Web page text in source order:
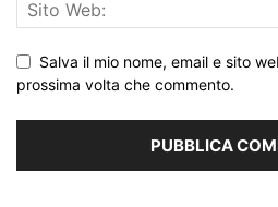
Salva il mio nome, email e sito
prossima volta che commento.